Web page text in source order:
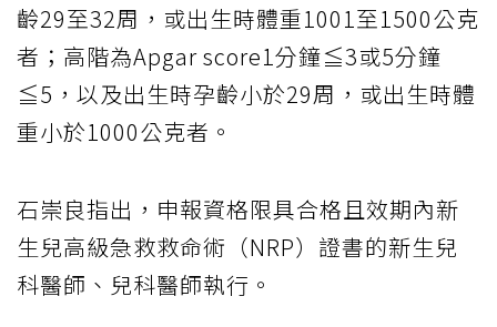
齡29至32周，或出生時體重1001至1500公克
者；高階為Apgar score1分鐘≦3或5分鐘
≦5，以及出生時孕齡小於29周，或出生時體
重小於1000公克者。
石崇良指出，申報資格限具合格且效期內新
生兒高級急救救命術（NRP）證書的新生兒
科醫師、兒科醫師執行。